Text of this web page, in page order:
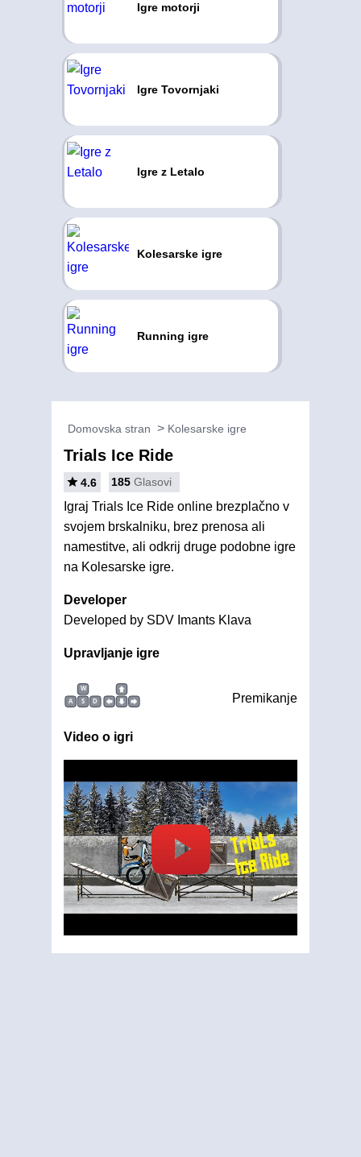
Igre motorji
Igre Tovornjaki
Igre z Letalo
Kolesarske igre
Running igre
Domovska stran Kolesarske igre
Trials Ice Ride
4.6 185 Glasovi
Igraj Trials Ice Ride online brezplačno v
svojem brskalniku, brez prenosa ali
namestitve, ali odkrij druge podobne igre
na Kolesarske igre.
Developer
Developed by SDV Imants Klava
Upravljanje igre
W
A
S D Premikanje
Video o igri